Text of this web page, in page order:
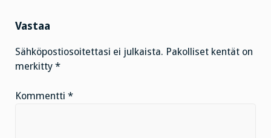
Vastaa
Sähköpostiosoitettasi ei julkaista. Pakolliset kentät on
merkitty *
Kommentti *